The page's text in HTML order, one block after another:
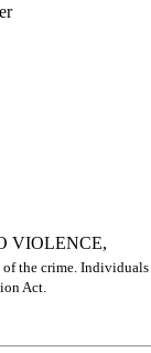
VIOLENCE,
the crime.
Act.